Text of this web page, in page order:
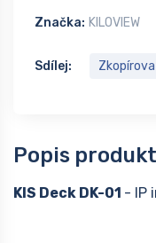
Značka: KILOVIEW
Sdílej:
Popis
KIS Deck DK-01 - IP